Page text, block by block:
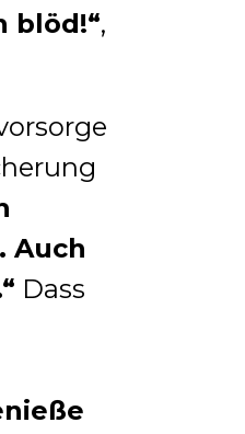
blöd!“,
Auch
Dass